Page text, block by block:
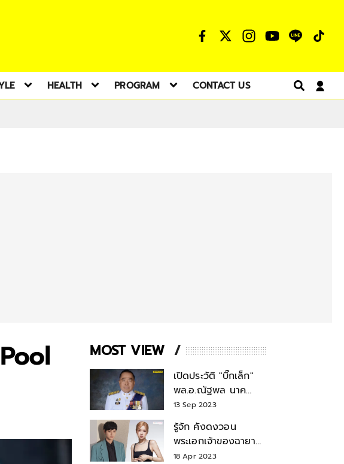
HEALTH PROGRAM CONTACT US
MOST VIEW
เปิดประวัติ "บิ๊กเล็ก"
พล.อ.ณัฐพล นาค
พาณิชย์ จากเลขาฯ
สมช.-เลขาฯ
รมว.กลาโหม
13 Sep 2023
รู้จัก คังดงวอน
พระเอกเจ้าของฉายา
สมบัติแห่งชาติ หลังมี
18 Apr 2023